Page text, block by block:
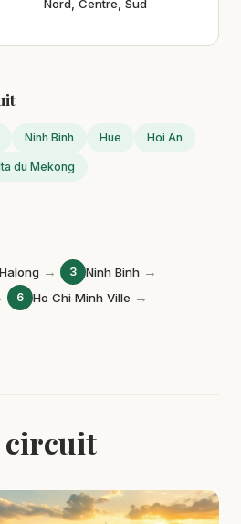
Nord, Centre, Sud
Ninh Binh Hue Hoi An
du Mekong
→ 3 Ninh Binh →
6 Ho Chi Minh Ville →
circuit